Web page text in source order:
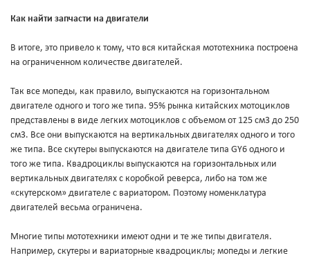
Как найти запчасти на двигатели
В итоге, это привело к тому, что вся китайская мототехника построена
на ограниченном количестве двигателей.
Так все мопеды, как правило, выпускаются на горизонтальном
двигателе одного и того же типа. 95% рынка китайских мотоциклов
представлены в виде легких мотоциклов с объемом от 125 см3 до 250
см3. Все они выпускаются на вертикальных двигателях одного и того
же типа. Все скутеры выпускаются на двигателе типа GY6 одного и
того же типа. Квадроциклы выпускаются на горизонтальных или
вертикальных двигателях с коробкой реверса, либо на том же
«скутерском» двигателе с вариатором. Поэтому номенклатура
двигателей весьма ограничена.
Многие типы мототехники имеют одни и те же типы двигателя.
Например, скутеры и вариаторные квадроциклы; мопеды и легкие